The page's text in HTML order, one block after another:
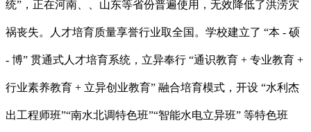
统”，正在河南、、山东等省份普遍使用，无效降低了洪涝灾
祸丧失。人才培育质量享誉行业取全国。学校建立了 “本 - 硕
- 博” 贯通式人才培育系统，立异奉行 “通识教育 + 专业教育 +
行业素养教育 + 立异创业教育” 融合培育模式，开设 “水利杰
出工程师班”“南水北调特色班”“智能水电立异班” 等特色班